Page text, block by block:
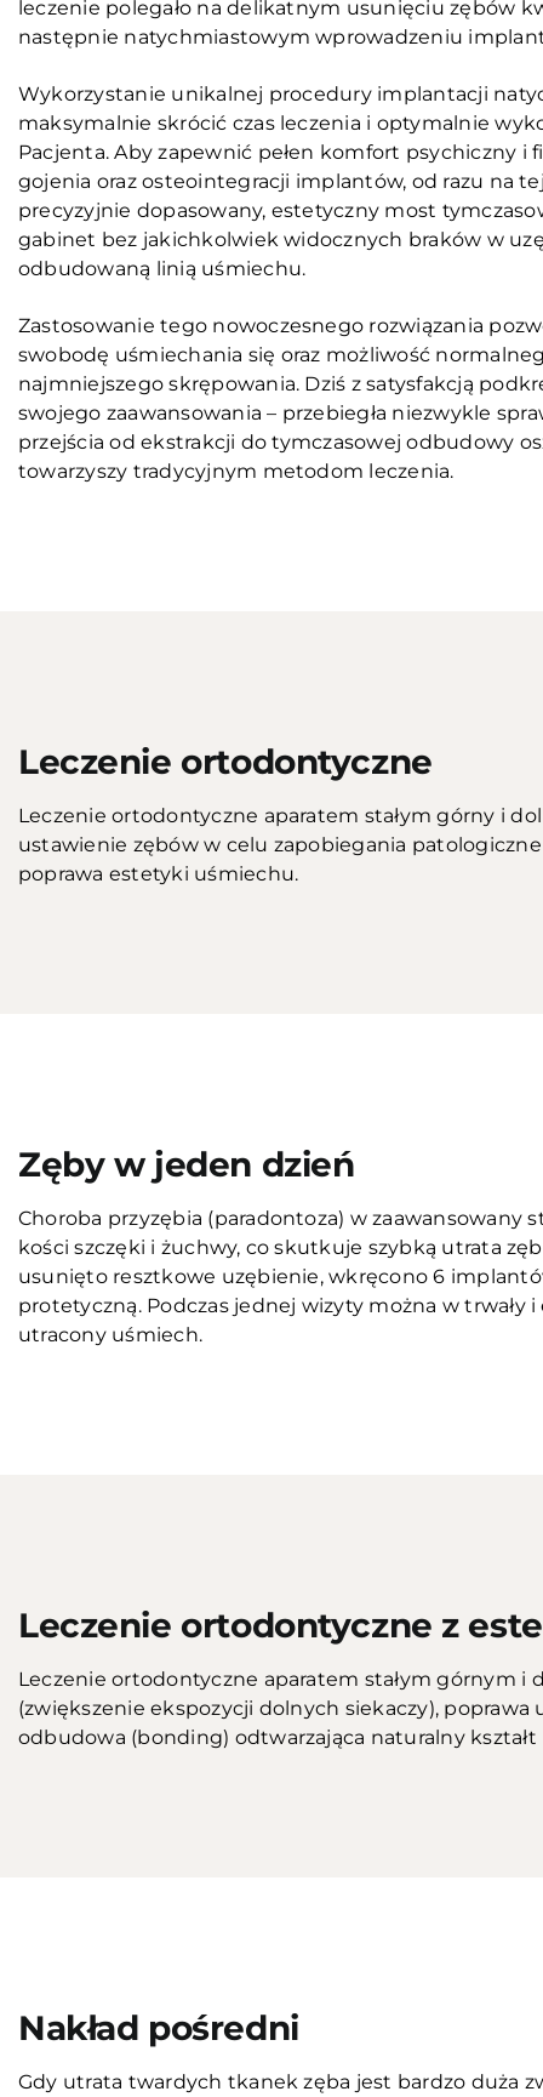
leczenie polegało na delikatnym usunięciu zębów
następnie natychmiastowym wprowadzeniu
Wykorzystanie unikalnej procedury implantacji
maksymalnie skrócić czas leczenia i optymalnie
Pacjenta. Aby zapewnić pełen komfort psychiczny i
gojenia oraz osteointegracji implantów, od razu na
precyzyjnie dopasowany, estetyczny most
gabinet bez jakichkolwiek widocznych braków w
odbudowaną linią uśmiechu.
Zastosowanie tego nowoczesnego rozwiązania
swobodę uśmiechania się oraz możliwość
najmniejszego skrępowania. Dziś z satysfakcją
swojego zaawansowania – przebiegła niezwykle
przejścia od ekstrakcji do tymczasowej odbudowy
towarzyszy tradycyjnym metodom leczenia.
Leczenie ortodontyczne
Leczenie ortodontyczne aparatem stałym górny i
ustawienie zębów w celu zapobiegania
poprawa estetyki uśmiechu.
Zęby w jeden dzień
Choroba przyzębia (paradontoza) w
kości szczęki i żuchwy, co skutkuje szybką utrata
usunięto resztkowe uzębienie, wkręcono 6
protetyczną. Podczas jednej wizyty można w trwały
utracony uśmiech.
Leczenie ortodontyczne z
Leczenie ortodontyczne aparatem stałym górnym i
(zwiększenie ekspozycji dolnych siekaczy),
odbudowa (bonding) odtwarzająca naturalny kształt
Nakład pośredni
Gdy utrata twardych tkanek zęba jest bardzo duża